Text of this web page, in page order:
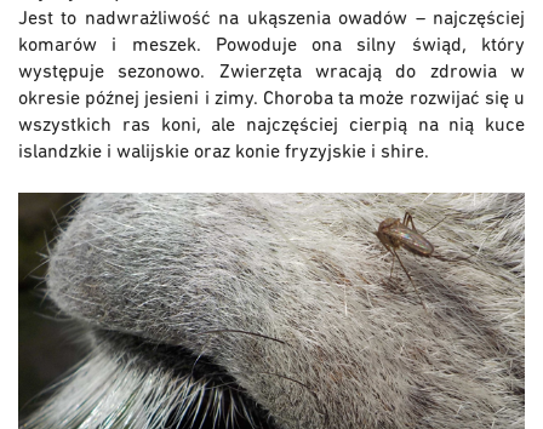
Jest to nadwrażliwość na ukąszenia owadów – najczęściej
komarów i meszek. Powoduje ona silny świąd, który
występuje sezonowo. Zwierzęta wracają do zdrowia w
okresie późnej jesieni i zimy. Choroba ta może rozwijać się u
wszystkich ras koni, ale najczęściej cierpią na nią kuce
islandzkie i walijskie oraz konie fryzyjskie i shire.